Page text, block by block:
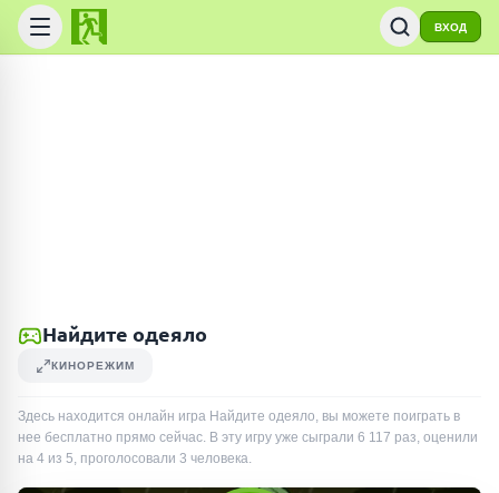
ВХОД
Найдите одеяло
КИНОРЕЖИМ
Здесь находится онлайн игра Найдите одеяло, вы можете поиграть в
нее бесплатно прямо сейчас. В эту игру уже сыграли 6 117 раз, оценили
на 4 из 5, проголосовали 3 человека.